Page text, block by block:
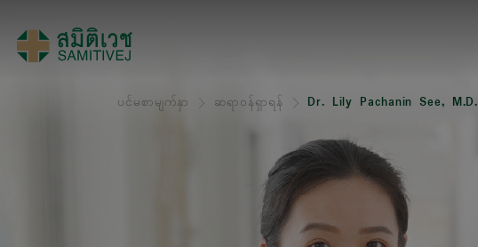
ပင်မစာမျက်နှာ ဆရာဝန်ရှာရန် Dr. Lily Pachanin See, M.D.